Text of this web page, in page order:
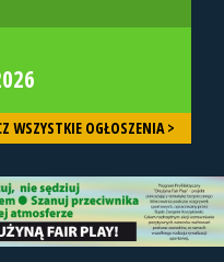
WSZYSTKIE OGŁOSZENIA >